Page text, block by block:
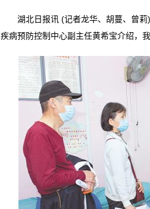
湖北日报讯 (记者龙华、胡蔓、曾莉
疾病预防控制中心副主任黄希宝介绍，